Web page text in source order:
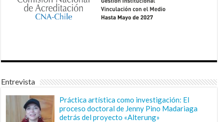
Entrevista
Práctica artística como investigación: El
proceso doctoral de Jenny Pino Madariaga
detrás del proyecto «Alterung»